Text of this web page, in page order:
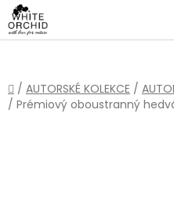
Přejít
na
obsah
Domů
/ AUTORSKÉ KOLEKCE /
/ Prémiový oboustranný